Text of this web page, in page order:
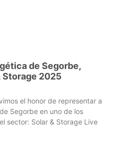
de Segorbe,
Storage 2025
el honor de representar a
Segorbe en uno de los
sector: Solar & Storage Live